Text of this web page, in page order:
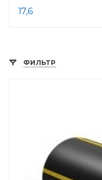
ФИЛЬТР